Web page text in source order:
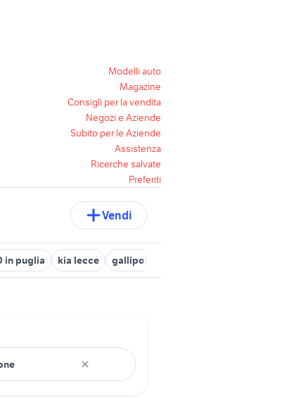
Modelli auto
Magazine
Consigli per la vendita
Negozi e Aziende
Subito per le Aziende
Assistenza
Ricerche salvate
Preferiti
Vendi
in puglia kia lecce gallipoli auto Lecce provincia